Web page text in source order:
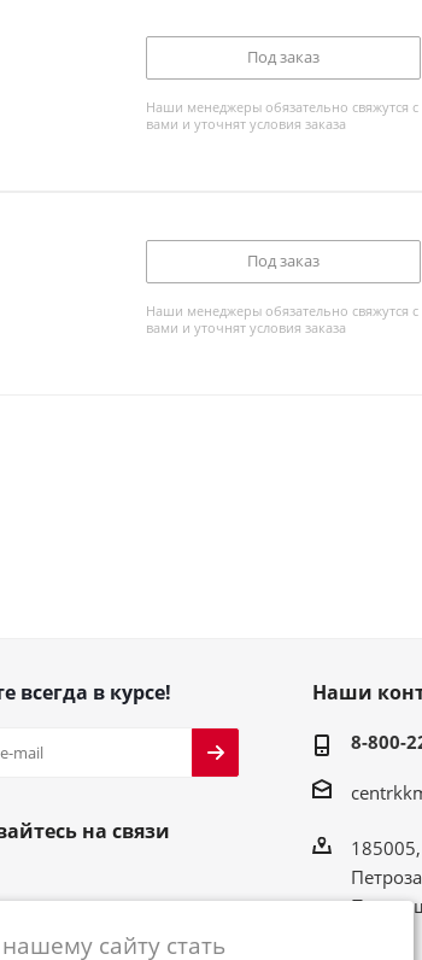
Под заказ
Наши менеджеры обязательно свяжутся с
вами и уточнят условия заказа
Под заказ
Наши менеджеры обязательно свяжутся с
вами и уточнят условия заказа
всегда в курсе!
на связи
Наши
8-800-
185005,
сайту стать